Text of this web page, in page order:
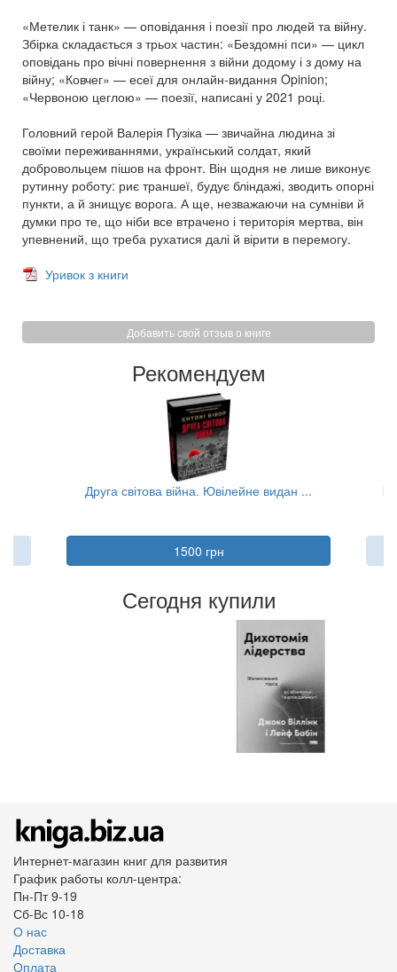
«Метелик і танк» — оповідання і поезії про людей та війну.
Збірка складається з трьох частин: «Бездомні пси» — цикл
оповідань про вічні повернення з війни додому і з дому на
війну; «Ковчег» — есеї для онлайн-видання Opinion;
«Червоною цеглою» — поезії, написані у 2021 році.
Головний герой Валерія Пузіка — звичайна людина зі
своїми переживаннями, український солдат, який
добровольцем пішов на фронт. Він щодня не лише виконує
рутинну роботу: риє траншеї, будує бліндажі, зводить опорні
пункти, а й знищує ворога. А ще, незважаючи на сумніви й
думки про те, що ніби все втрачено і територія мертва, він
упевнений, що треба рухатися далі й вірити в перемогу.
Уривок з книги
Добавить свой отзыв о книге
Рекомендуем
Друга світова війна. Ювілейне видан ...
1500 грн
Сегодня купили
Интернет-магазин книг для развития
График работы колл-центра:
Пн-Пт 9-19
Сб-Вс 10-18
О нас
Доставка
Оплата